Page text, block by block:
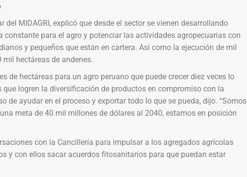
MIDAGRI, explicó que desde el sector se vienen desarrollando
constante para el agro y potenciar las actividades agropecuarias con
y pequeños que están en cartera. Así como la ejecución de mil
hectáreas de andenes.
de hectáreas para un agro peruano que puede crecer diez veces lo
logren la diversificación de productos en compromiso con la
de ayudar en el proceso y exportar todo lo que se pueda, dijo. “Somos
meta de 40 mil millones de dólares al 2040, estamos en posición
con la Cancillería para impulsar a los agregados agrícolas
y con ellos sacar acuerdos fitosanitarios para que puedan estar